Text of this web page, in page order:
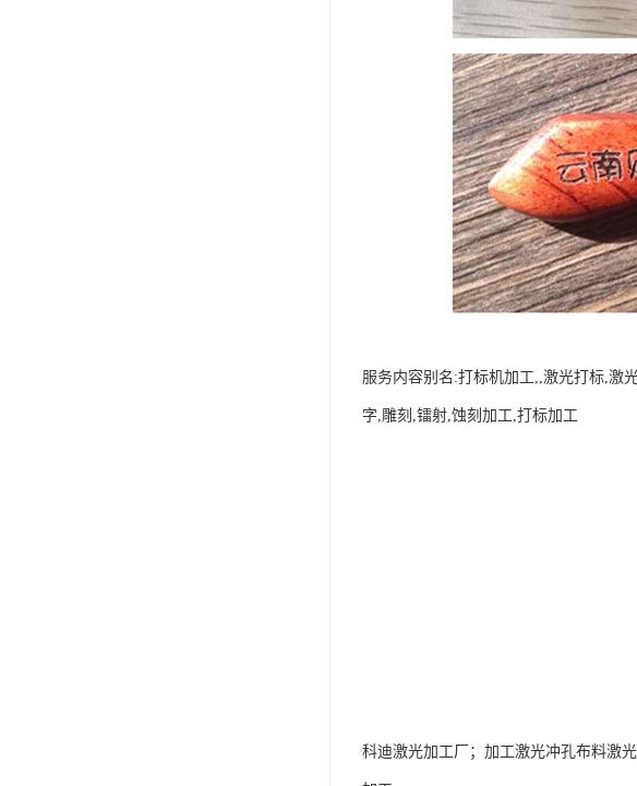
服务内容别名:打标机加工,,激光打标,激
字,雕刻,镭射,蚀刻加工,打标加工
科迪激光加工厂；加工激光冲孔布料激